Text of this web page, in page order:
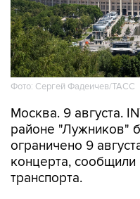
Фото: Сергей Фадеичев/ТАСС
Москва. 9 августа.
районе "Лужников"
ограничено 9
концерта, сообщили
транспорта.